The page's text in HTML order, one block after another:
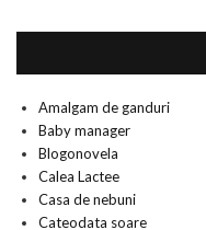
Amalgam de ganduri
Baby manager
Blogonovela
Calea Lactee
Casa de nebuni
Cateodata soare